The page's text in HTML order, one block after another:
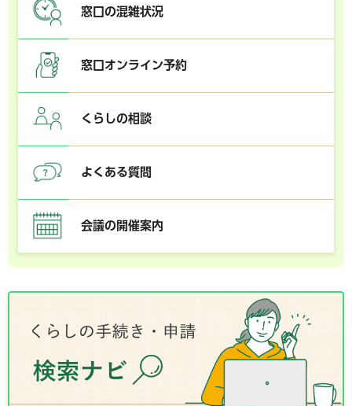
窓口の混雑状況
窓口オンライン予約
くらしの相談
よくある質問
会議の開催案内